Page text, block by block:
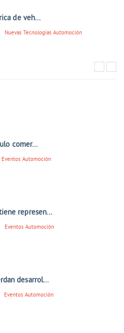
de veh...
Nuevas Tecnologías Automoción
comer...
Eventos Automoción
represen...
Eventos Automoción
desarrol...
Eventos Automoción